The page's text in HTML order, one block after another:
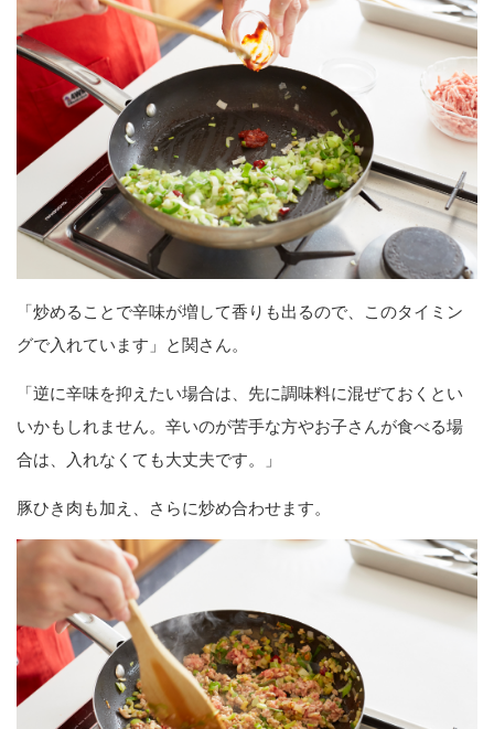
「炒めることで辛味が増して香りも出るので、このタイミン
グで入れています」と関さん。
「逆に辛味を抑えたい場合は、先に調味料に混ぜておくとい
いかもしれません。辛いのが苦手な方やお子さんが食べる場
合は、入れなくても大丈夫です。」
豚ひき肉も加え、さらに炒め合わせます。